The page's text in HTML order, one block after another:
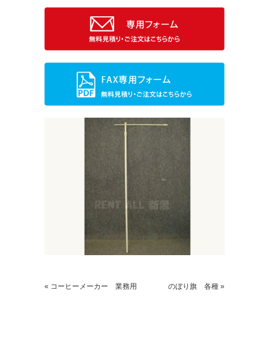
料金システム
支払い方法
レンタル規約
« コーヒーメーカー 業務用 のぼり旗 各種 »